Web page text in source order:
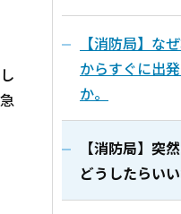
【消防局】な
からすぐに出
か。
【消防局】突
どうしたらい